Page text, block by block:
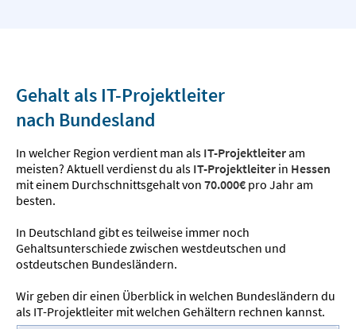
Gehalt als IT-Projektleiter
nach Bundesland
In welcher Region verdient man als IT-Projektleiteram
meisten? Aktuell verdienst du als IT-Projektleiter in Hessen
mit einem Durchschnittsgehalt von 70.000€ pro Jahr am
besten.
In Deutschland gibt es teilweise immer noch
Gehaltsunterschiede zwischen westdeutschen und
ostdeutschen Bundesländern.
Wir geben dir einen Überblick in welchen Bundesländern du
als IT-Projektleiter mit welchen Gehältern rechnen kannst.